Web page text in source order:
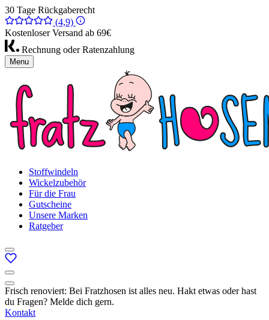
30 Tage Rückgaberecht
(4,9)
Kostenloser Versand ab 69€
Rechnung oder Ratenzahlung
Menu
Stoffwindeln
Wickelzubehör
Für die Frau
Gutscheine
Unsere Marken
Ratgeber
Frisch renoviert: Bei Fratzhosen ist alles neu. Hakt etwas oder hast
du Fragen? Melde dich gern.
Kontakt